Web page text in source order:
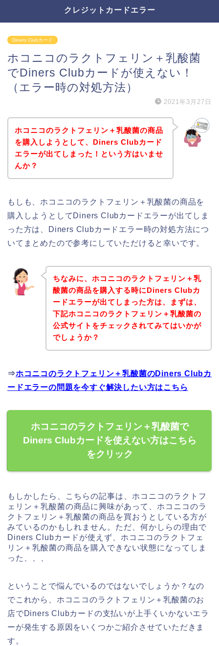
クレジットカードエラー
Diners Clubカード
ホコニコのラクトフェリン＋乳酸菌
でDiners Clubカードが使えない！
（エラー時の対処方法）
2021年3月27日
ホコニコのラクトフェリン＋乳酸菌の商品
を購入しようとして、Diners Clubカード
エラーが出てしまった！という方はいませ
んか？
もしも、ホコニコのラクトフェリン＋乳酸菌の商品を
購入しようとしてDiners Clubカードエラーが出てしま
った方は、Diners Clubカードエラー時の対処方法につ
いてまとめたので参考にしていただけると幸いです。
ちなみに、ホコニコのラクトフェリン＋乳
酸菌の商品を購入する時にDiners Clubカ
ードエラーが出てしまった方は、まずは、
下記ホコニコのラクトフェリン＋乳酸菌の
公式サイトをチェックされてみてはいかが
でしょうか？
⇒ホコニコのラクトフェリン＋乳酸菌のDiners Clubカ
ードエラーの問題を今すぐ解決したい方はこちら
ホコニコのラクトフェリン＋乳酸菌で
Diners Clubカードを使えない方はこちら
をクリック
もしかしたら、こちらの記事は、ホコニコのラクトフ
ェリン＋乳酸菌の商品に興味があって、ホコニコのラ
クトフェリン＋乳酸菌の商品を買おうとしている方が
みているのかもしれません。ただ、何かしらの理由で
Diners Clubカードが使えず、ホコニコのラクトフェ
リン＋乳酸菌の商品を購入できない状態になってしま
った、、、
ということで悩んでいるのではないでしょうか？なの
でこれから、ホコニコのラクトフェリン＋乳酸菌のお
店でDiners Clubカードの支払いが上手くいかないエラ
ーが発生する原因をいくつかご紹介させていただきま
す。